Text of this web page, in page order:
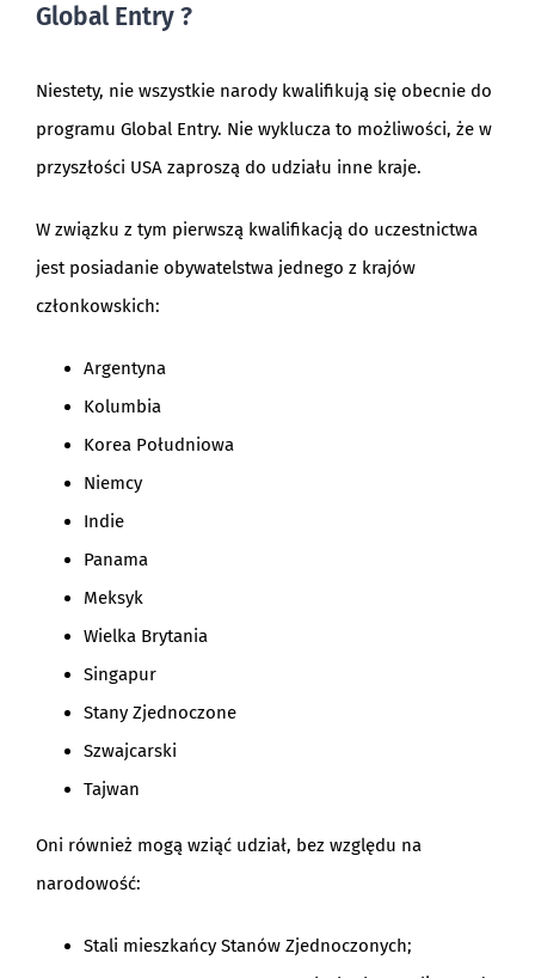
Global Entry ?
Niestety, nie wszystkie narody kwalifikują się obecnie do
programu Global Entry. Nie wyklucza to możliwości, że w
przyszłości USA zaproszą do udziału inne kraje.
W związku z tym pierwszą kwalifikacją do uczestnictwa
jest posiadanie obywatelstwa jednego z krajów
członkowskich:
Argentyna
Kolumbia
Korea Południowa
Niemcy
Indie
Panama
Meksyk
Wielka Brytania
Singapur
Stany Zjednoczone
Szwajcarski
Tajwan
Oni również mogą wziąć udział, bez względu na
narodowość:
Stali mieszkańcy Stanów Zjednoczonych;